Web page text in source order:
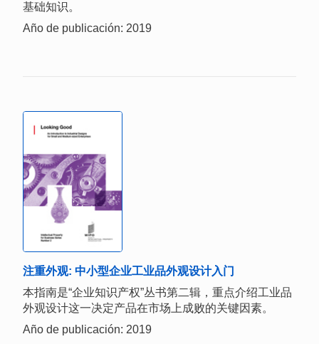
基础知识。
Año de publicación: 2019
注重外观: 中小型企业工业品外观设计入门
本指南是“企业知识产权”丛书第二辑，重点介绍工业品
外观设计这一决定产品在市场上成败的关键因素。
Año de publicación: 2019